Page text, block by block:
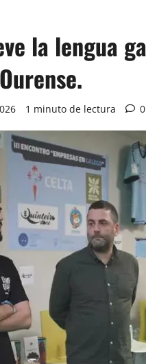
la lengua
1 minuto de lectura 0